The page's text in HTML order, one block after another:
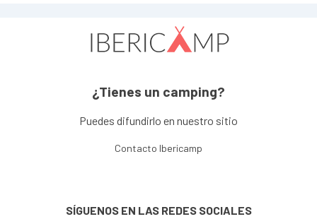
¿Tienes un camping?
Puedes difundirlo en nuestro sitio
Contacto Ibericamp
SÍGUENOS EN LAS REDES SOCIALES